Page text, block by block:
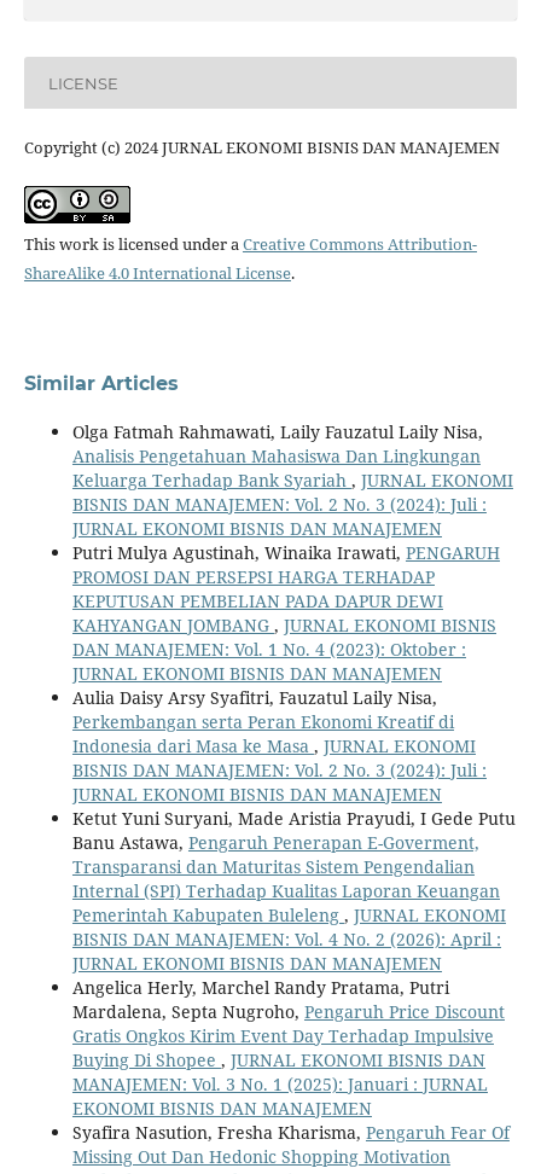
LICENSE
Copyright (c) 2024 JURNAL EKONOMI BISNIS DAN MANAJEMEN
This work is licensed under aCreative Commons Attribution-
ShareAlike 4.0 International License.
Similar Articles
Olga Fatmah Rahmawati, Laily Fauzatul Laily Nisa,
Analisis Pengetahuan Mahasiswa Dan Lingkungan
Keluarga Terhadap Bank Syariah , JURNAL EKONOMI
BISNIS DAN MANAJEMEN: Vol. 2 No. 3 (2024): Juli :
JURNAL EKONOMI BISNIS DAN MANAJEMEN
Putri Mulya Agustinah, Winaika Irawati, PENGARUH
PROMOSI DAN PERSEPSI HARGA TERHADAP
KEPUTUSAN PEMBELIAN PADA DAPUR DEWI
KAHYANGAN JOMBANG , JURNAL EKONOMI BISNIS
DAN MANAJEMEN: Vol. 1 No. 4 (2023): Oktober :
JURNAL EKONOMI BISNIS DAN MANAJEMEN
Aulia Daisy Arsy Syafitri, Fauzatul Laily Nisa,
Perkembangan serta Peran Ekonomi Kreatif di
Indonesia dari Masa ke Masa , JURNAL EKONOMI
BISNIS DAN MANAJEMEN: Vol. 2 No. 3 (2024): Juli :
JURNAL EKONOMI BISNIS DAN MANAJEMEN
Ketut Yuni Suryani, Made Aristia Prayudi, I Gede Putu
Banu Astawa, Pengaruh Penerapan E-Goverment,
Transparansi dan Maturitas Sistem Pengendalian
Internal (SPI) Terhadap Kualitas Laporan Keuangan
Pemerintah Kabupaten Buleleng , JURNAL EKONOMI
BISNIS DAN MANAJEMEN: Vol. 4 No. 2 (2026): April :
JURNAL EKONOMI BISNIS DAN MANAJEMEN
Angelica Herly, Marchel Randy Pratama, Putri
Mardalena, Septa Nugroho, Pengaruh Price Discount
Gratis Ongkos Kirim Event Day Terhadap Impulsive
Buying Di Shopee , JURNAL EKONOMI BISNIS DAN
MANAJEMEN: Vol. 3 No. 1 (2025): Januari : JURNAL
EKONOMI BISNIS DAN MANAJEMEN
Syafira Nasution, Fresha Kharisma, Pengaruh Fear Of
Missing Out Dan Hedonic Shopping Motivation